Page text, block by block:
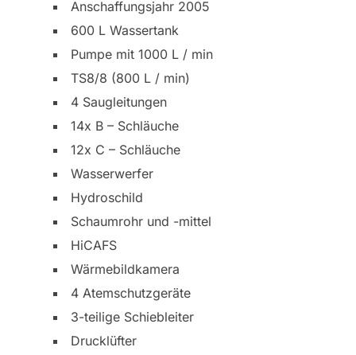
Anschaffungsjahr 2005
600 L Wassertank
Pumpe mit 1000 L / min
TS8/8 (800 L / min)
4 Saugleitungen
14x B – Schläuche
12x C – Schläuche
Wasserwerfer
Hydroschild
Schaumrohr und -mittel
HiCAFS
Wärmebildkamera
4 Atemschutzgeräte
3-teilige Schiebleiter
Drucklüfter